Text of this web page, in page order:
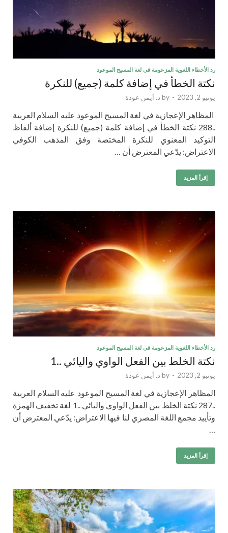
رد الأخطاء اللغوية المزعومة في لغة المسيح الموعود
نكتة الخطأ في إضافة كلمة (جميع) للنكرة
يونيو 2, 2023 -
by د. أيمن عودة
المظاهر الإعجازية في لغة المسيح الموعود عليه السلام العربية
..288 نكتة الخطأ في إضافة كلمة (جميع) للنكرة إضافة ألفاظ
التوكيد المعنوي للنكرة المختصة وفق المذهب الكوفي
الاعتراض: يدّعي المعترض أن …
إقرأ المزيد
رد الأخطاء اللغوية المزعومة في لغة المسيح الموعود
نكتة الخلط بين الفعل الواوي واليائي ..1
يونيو 2, 2023 -
by د. أيمن عودة
المظاهر الإعجازية في لغة المسيح الموعود عليه السلام العربية
..287 نكتة الخلط بين الفعل الواوي واليائي ..1 لغة تخفيف الهمزة
وتأييد مجمع اللغة المصري لنا فيها الاعتراض: يدّعي المعترض أن
…
إقرأ المزيد